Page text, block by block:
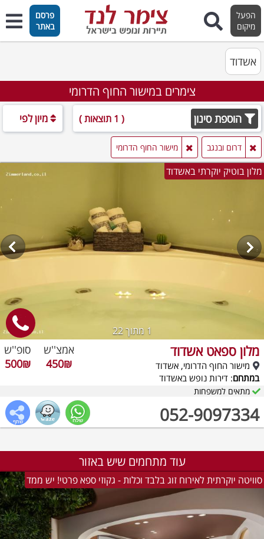
הפעל
מיקום
פרסם
באתר
אשדוד
צימרים במישור החוף הדרומי
הוספת סינון ( 1 תוצאות ) מיון לפי
דרום ובנגב מישור החוף הדרומי
מלון בוטיק יוקרתי באשדוד
1 מתוך 22
מלון ספאט אשדוד
מישור החוף הדרומי, אשדוד
במתחם: דירות נופש באשדוד
052-9097334
אמצ''ש
450₪
סופ''ש
500₪
מתאים למשפחות
עוד מתחמים שיש באזור
סוויטה יוקרתית לאירוח זוג בלבד וכלות - גקוזי ספא פרטי! יש ממד